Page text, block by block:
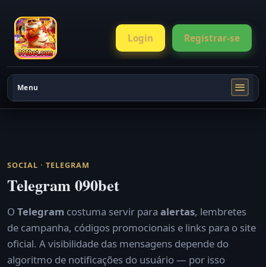
Login Registrar-se
Menu
SOCIAL · TELEGRAM
Telegram 090bet
O Telegram costuma servir para alertas, lembretes
de campanha, códigos promocionais e links para o site
oficial. A visibilidade das mensagens depende do
algoritmo de notificações do usuário — por isso